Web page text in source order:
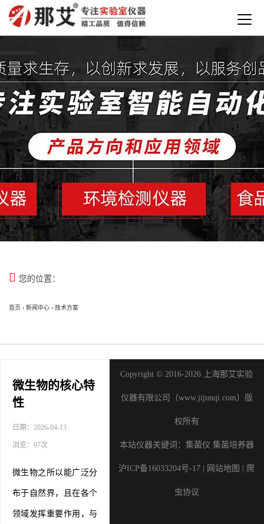
 您的位置：
首页 › 新闻中心 › 技术方案
微生物的核心特
性
日期：2026-04-13
浏览：97次
微生物之所以能广泛分
布于自然界，且在各个
领域发挥重要作用，与
Copyright © 2016-2026 上海那艾实验
仪器有限公司（www.jijunqi.com）版
权所有
本站仪器关键词： 集菌仪 集菌培养器
沪ICP备16033204号-17 网站地图 爬
虫协议